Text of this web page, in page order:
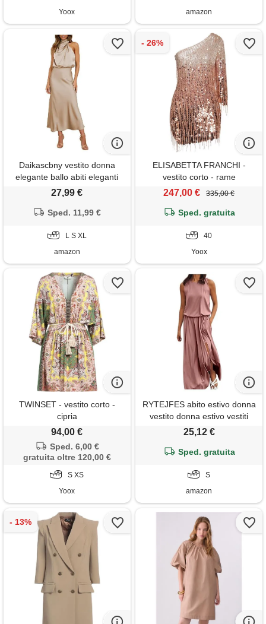
Yoox
cocktail
amazon
Daikascbny vestito donna
elegante ballo abiti eleganti
vintage confortevole lunghi da
cocktail party cerimonia abito
vestito donna estivo
27,99 €
Sped. 11,99 €
L S XL
amazon
ELISABETTA FRANCHI -
vestito corto - rame
247,00 € 335,00 €
Sped. gratuita
40
Yoox
TWINSET - vestito corto -
cipria
94,00 €
Sped. 6,00 €
gratuita oltre 120,00 €
S XS
Yoox
RYTEJFES abito estivo donna
vestito donna estivo vestiti
estivi curvy cotone leggero
elegante lunghi fresco
corto abiti lino chemisier
estate svasati
25,12 €
Sped. gratuita
S
amazon